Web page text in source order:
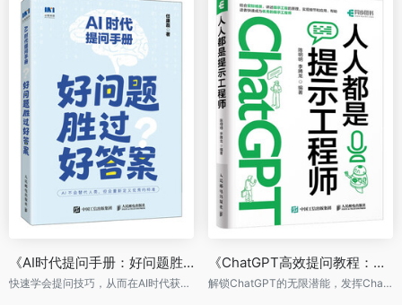
《AI时代提问手册：好问题胜过好答案》
快速学会提问技巧，从而在AI时代获取红利。
《ChatGPT高效提问教程：人人都是提示工程师》
解锁ChatGPT的无限潜能，发挥ChatGPT的全部潜力，展示如何构建高质量的提示指令